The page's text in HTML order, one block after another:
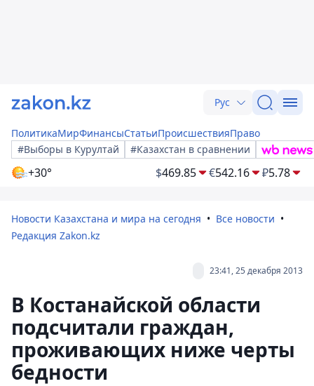
Рус
ПолитикаМирФинансыСтатьиПроисшествияПраво
#Выборы в Курултай
#Казахстан в сравнении
+30° $469.85 €542.16 ₽5.78
Новости Казахстана и мира на сегодня
Все новости
Редакция Zakon.kz
23:41, 25 декабря 2013
В Костанайской области
подсчитали граждан,
проживающих ниже черты
бедности